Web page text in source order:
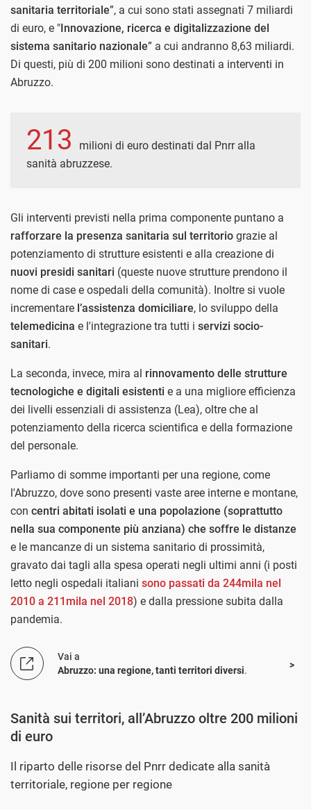
sanitaria territoriale”, a cui sono stati assegnati 7 miliardi
di euro, e " Innovazione, ricerca e digitalizzazione del
sistema sanitario nazionale” a cui andranno 8,63 miliardi.
Di questi, più di 200 milioni sono destinati a interventi in
Abruzzo.
213
milioni di euro destinati dal Pnrr alla
sanità abruzzese.
Gli interventi previsti nella prima componente puntano a
rafforzare la presenza sanitaria sul territorio grazie al
potenziamento di strutture esistenti e alla creazione di
nuovi presidi sanitari (queste nuove strutture prendono il
nome di case e ospedali della comunità). Inoltre si vuole
incrementare l’assistenza domiciliare, lo sviluppo della
telemedicina e l'integrazione tra tutti i servizi socio-
sanitari.
La seconda, invece, mira al rinnovamento delle strutture
tecnologiche e digitali esistenti e a una migliore efficienza
dei livelli essenziali di assistenza (Lea), oltre che al
potenziamento della ricerca scientifica e della formazione
del personale.
Parliamo di somme importanti per una regione, come
l'Abruzzo, dove sono presenti vaste aree interne e montane,
con centri abitati isolati e una popolazione (soprattutto
nella sua componente più anziana) che soffre le distanze
e le mancanze di un sistema sanitario di prossimità,
gravato dai tagli alla spesa operati negli ultimi anni (i posti
letto negli ospedali italiani sono passati da 244mila nel
2010 a 211mila nel 2018) e dalla pressione subita dalla
pandemia.
Vai a
Abruzzo: una regione, tanti territori diversi.
Sanità sui territori, all’Abruzzo oltre 200 milioni
di euro
Il riparto delle risorse del Pnrr dedicate alla sanità
territoriale, regione per regione